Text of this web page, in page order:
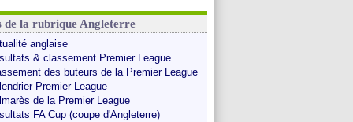
de la rubrique Angleterre
anglaise
& classement Premier League
des buteurs de la Premier League
Premier League
de la Premier League
FA Cup (coupe d'Angleterre)